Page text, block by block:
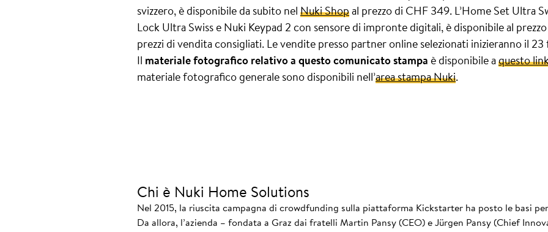
svizzero, è disponibile da subito nelNuki Shopal prezzo di CHF 349. L’Home Set Ultra
Lock Ultra Swiss e Nuki Keypad 2 con sensore di impronte digitali, è disponibile al
prezzi di vendita consigliati. Le vendite presso partner online selezionati inizieranno il
Il materiale fotografico relativo a questo comunicato stampaè disponibile aquesto
materiale fotografico generale sono disponibili nell’area stampa Nuki.
Chi è Nuki Home Solutions
Nel 2015, la riuscita campagna di crowdfunding sulla piattaforma Kickstarter ha posto le basi
Da allora, l’azienda – fondata a Graz dai fratelli Martin Pansy (CEO) e Jürgen Pansy (Chief